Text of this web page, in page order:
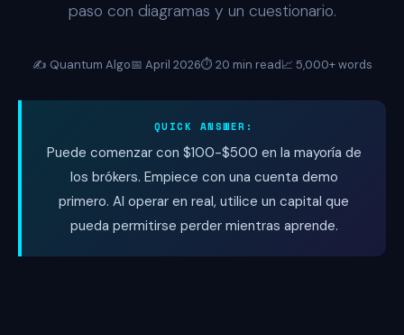
paso con diagramas y un cuestionario.
✍️ Quantum Algo📅 April 2026⏱️ 20 min read📈 5,000+ words
QUICK ANSWER:
Puede comenzar con $100-$500 en la mayoría de
los brókers. Empiece con una cuenta demo
primero. Al operar en real, utilice un capital que
pueda permitirse perder mientras aprende.